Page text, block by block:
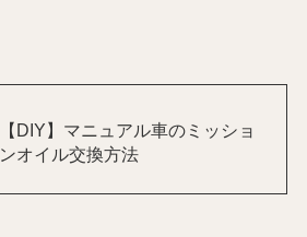
【DIY】マニュアル車のミッショ
ンオイル交換方法